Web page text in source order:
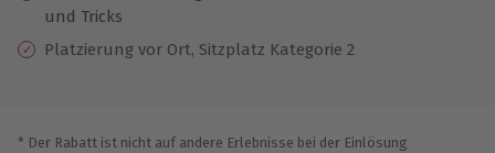
und Tricks
Platzierung vor Ort, Sitzplatz Kategorie 2
* Der Rabatt ist nicht auf andere Erlebnisse bei der Einlösung